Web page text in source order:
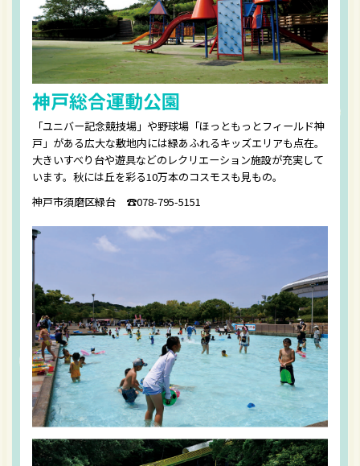
神戸総合運動公園
「ユニバー記念競技場」や野球場「ほっともっとフィールド神
戸」がある広大な敷地内には緑あふれるキッズエリアも点在。
大きいすべり台や遊具などのレクリエーション施設が充実して
います。秋には丘を彩る10万本のコスモスも見もの。
神戸市須磨区緑台 ☎︎078-795-5151